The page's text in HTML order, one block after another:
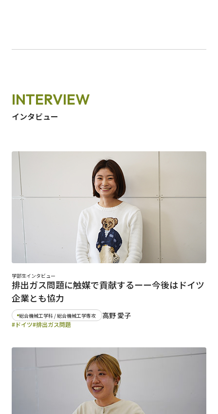
INTERVIEW
インタビュー
学部生インタビュー
排出ガス問題に触媒で貢献するーー今後はドイツ
企業とも協力
総合機械工学科 / 総合機械工学専攻 高野 愛子
#ドイツ#排出ガス問題